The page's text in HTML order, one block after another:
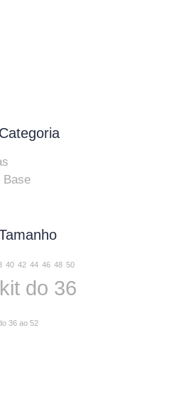
Base
40 42 44 46 48 50
kit do 36
36 ao 52